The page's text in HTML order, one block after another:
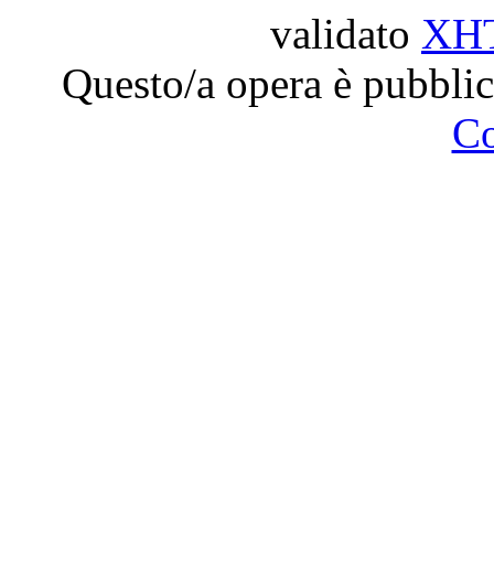
validato
Questo/a opera è